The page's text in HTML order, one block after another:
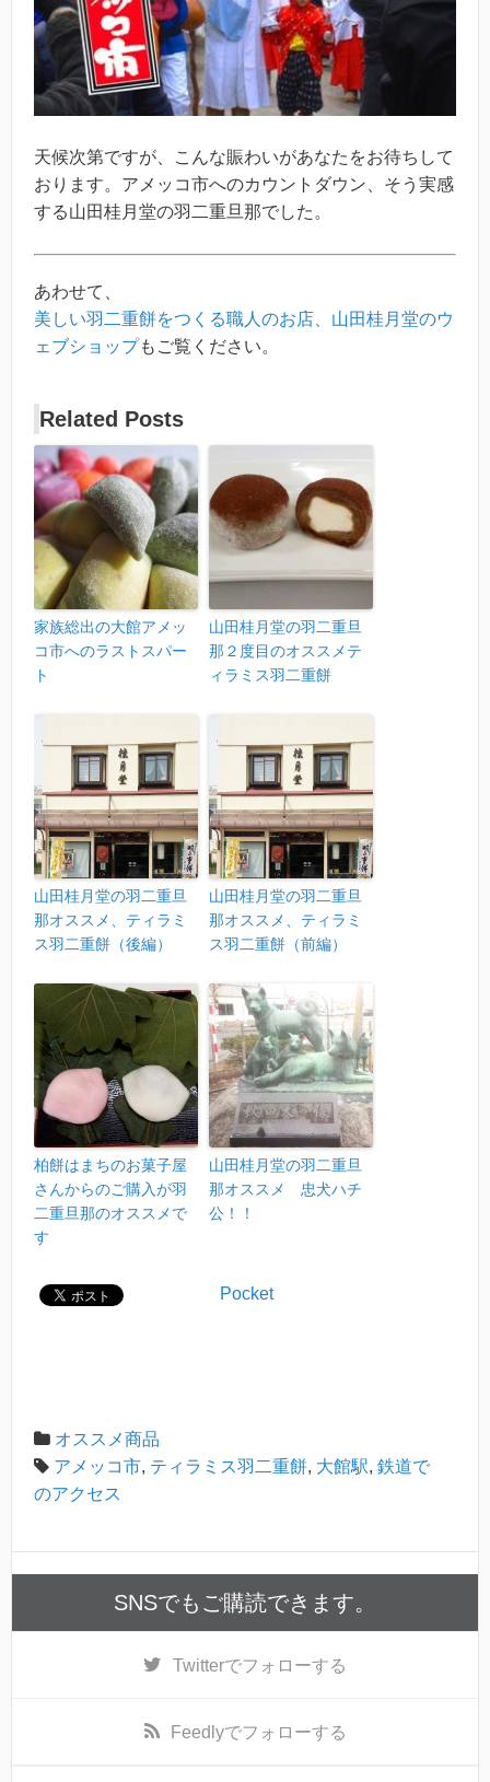
天候次第ですが、こんな賑わいがあなたをお待ちして
おります。アメッコ市へのカウントダウン、そう実感
する山田桂月堂の羽二重旦那でした。
あわせて、
美しい羽二重餅をつくる職人のお店、山田桂月堂のウ
ェブショップもご覧ください。
Related Posts
家族総出の大館アメッ
コ市へのラストスパー
ト
山田桂月堂の羽二重旦
那２度目のオススメテ
ィラミス羽二重餅
山田桂月堂の羽二重旦
那オススメ、ティラミ
ス羽二重餅（後編）
山田桂月堂の羽二重旦
那オススメ、ティラミ
ス羽二重餅（前編）
柏餅はまちのお菓子屋
さんからのご購入が羽
二重旦那のオススメで
す
山田桂月堂の羽二重旦
那オススメ 忠犬ハチ
公！！
Pocket
オススメ商品
アメッコ市, ティラミス羽二重餅, 大館駅, 鉄道で
のアクセス
SNSでもご購読できます。
Twitterでフォローする
Feedlyでフォローする